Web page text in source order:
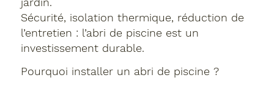
Sécurité, isolation thermique, réduction de
l’entretien : l’abri de piscine est un
investissement durable.
Pourquoi installer un abri de piscine ?